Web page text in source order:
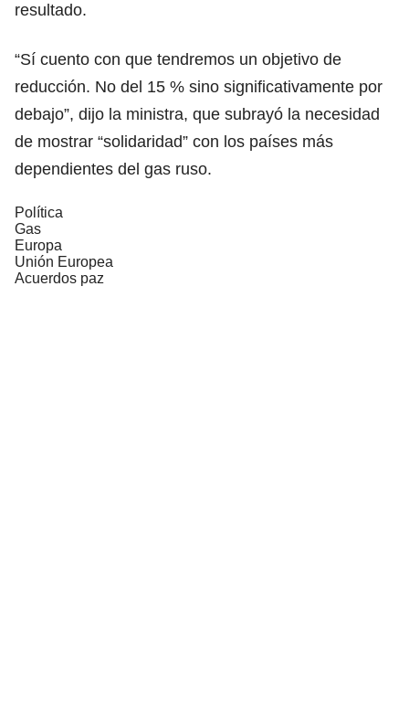
resultado.
“Sí cuento con que tendremos un objetivo de
reducción. No del 15 % sino significativamente por
debajo”, dijo la ministra, que subrayó la necesidad
de mostrar “solidaridad” con los países más
dependientes del gas ruso.
Política
Gas
Europa
Unión Europea
Acuerdos paz